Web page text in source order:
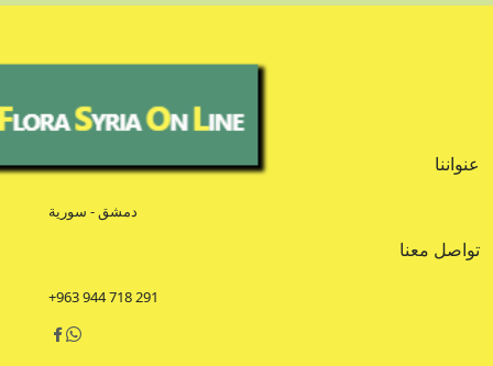
عنواننا
دمشق - سورية
تواصل معنا
+963 944 718 291